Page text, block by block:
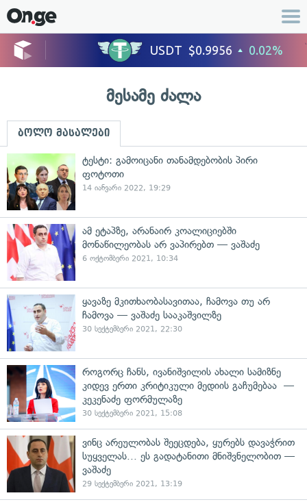
მესამე ძალა
ბოლო მასალები
ტესტი: გამოიცანი თანამდებობის პირი
ფოტოთი
14 იანვარი 2022, 19:29
ამ ეტაპზე, არანაირ კოალიციებში
მონაწილეობას არ ვაპირებთ — ვაშაძე
6 ოქტომბერი 2021, 10:34
ყავაზე მკითხაობასავითაა, ჩამოვა თუ არ
ჩამოვა — ვაშაძე სააკაშვილზე
30 სექტემბერი 2021, 22:30
როგორც ჩანს, ივანიშვილის ახალი სამიზნე
კიდევ ერთი კრიტიკული მედიის გაჩუმებაა —
კეკენაძე ფორმულაზე
30 სექტემბერი 2021, 15:08
ვინც არეულობას შეეცდება, ყურებს დავაჭრით
სუყველას... ეს გადატანითი მნიშვნელობით —
ვაშაძე
29 სექტემბერი 2021, 13:19